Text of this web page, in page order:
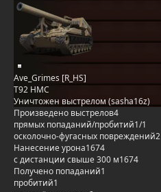
Ave_Grimes [R_HS]
T92 HMC
Уничтожен выстрелом (sasha16z)
Произведено выстрелов4
прямых попаданий/пробитий1/1
осколочно-фугасных повреждений2
Нанесение урона1674
с дистанции свыше 300 м1674
Получено попаданий1
пробитий1